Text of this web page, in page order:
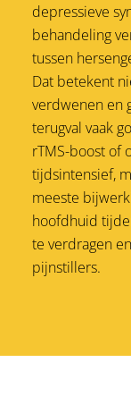
depressieve
behandeling
tussen
Dat betekent
verdwenen en
terugval vaak
rTMS-boost of
tijdsintensief,
meeste
hoofdhuid
te verdragen
pijnstillers.